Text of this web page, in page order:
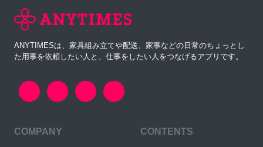
ANYTIMESは、家具組み立てや配送、家事などの日常のちょっとし
た用事を依頼したい人と、仕事をしたい人をつなげるアプリです。
COMPANY CONTENTS